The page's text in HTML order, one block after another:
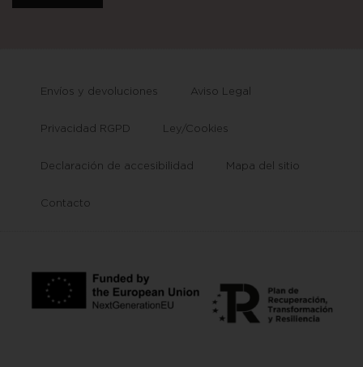
Envíos y devoluciones Aviso Legal
Privacidad RGPD Ley/Cookies
Declaración de accesibilidad Mapa del sitio
Contacto